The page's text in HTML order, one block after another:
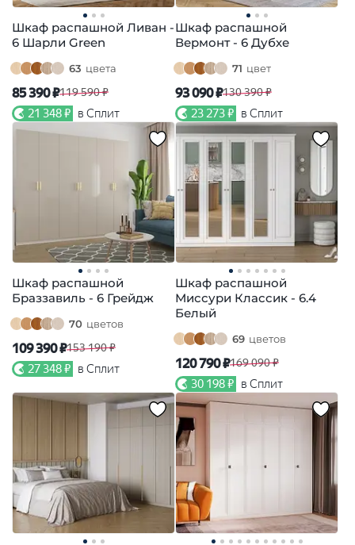
Шкаф распашной Ливан -
6 Шарли Green
63 цвета
85 390 ₽119 590 ₽
21 348 ₽ в Сплит
Шкаф распашной
Вермонт - 6 Дубхе
71 цвет
93 090 ₽130 390 ₽
23 273 ₽ в Сплит
Шкаф распашной
Браззавиль - 6 Грейдж
70 цветов
109 390 ₽153 190 ₽
27 348 ₽ в Сплит
Шкаф распашной
Миссури Классик - 6.4
Белый
69 цветов
120 790 ₽169 090 ₽
30 198 ₽ в Сплит